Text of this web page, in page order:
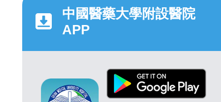
中國醫藥大學附設醫院
APP